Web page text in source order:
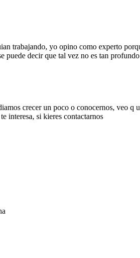
trabajando, yo opino como experto
puede decir que tal vez no es tan
crecer un poco o conocernos, veo
interesa, si kieres contactarnos